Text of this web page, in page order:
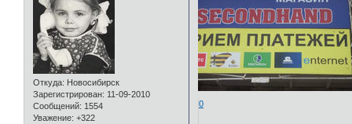
Откуда: Новосибирск
Зарегистрирован: 11-09-2010
Сообщений: 1554
Уважение: +322
0